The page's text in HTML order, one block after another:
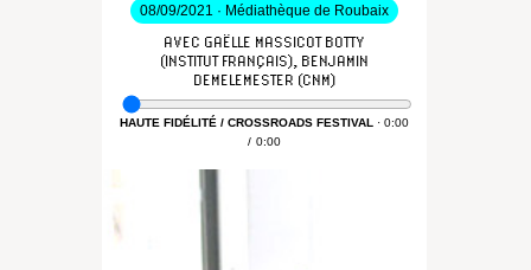
08/09/2021 · Médiathèque de Roubaix
AVEC GAËLLE MASSICOT BOTTY
(INSTITUT FRANÇAIS), BENJAMIN
DEMELEMESTER (CNM)
HAUTE FIDÉLITÉ / CROSSROADS FESTIVAL ·0:00
/ 0:00